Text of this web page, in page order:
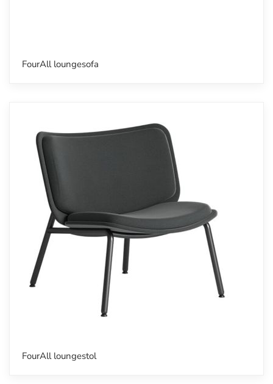
FourAll loungesofa
FourAll loungestol